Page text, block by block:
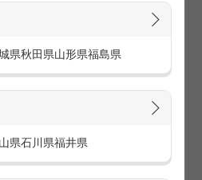
県秋田県山形県福島県
県石川県福井県
、お客様も興味津々！
こその充実したサポートがあり、
す☆